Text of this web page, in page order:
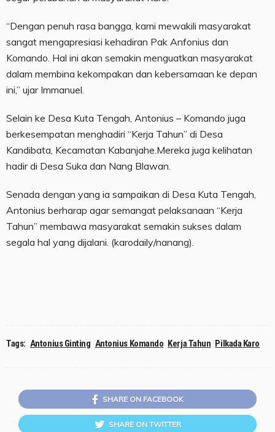
“Dengan penuh rasa bangga, kami mewakili masyarakat
sangat mengapresiasi kehadiran Pak Anfonius dan
Komando. Hal ini akan semakin menguatkan masyarakat
dalam membina kekompakan dan kebersamaan ke depan
ini,” ujar Immanuel.
Selain ke Desa Kuta Tengah, Antonius – Komando juga
berkesempatan menghadiri “Kerja Tahun” di Desa
Kandibata, Kecamatan Kabanjahe.Mereka juga kelihatan
hadir di Desa Suka dan Nang Blawan.
Senada dengan yang ia sampaikan di Desa Kuta Tengah,
Antonius berharap agar semangat pelaksanaan “Kerja
Tahun” membawa masyarakat semakin sukses dalam
segala hal yang dijalani. (karodaily/nanang).
Tags: Antonius Ginting Antonius Komando Kerja Tahun Pilkada Karo
SHARE ON FACEBOOK
SHARE ON TWITTER